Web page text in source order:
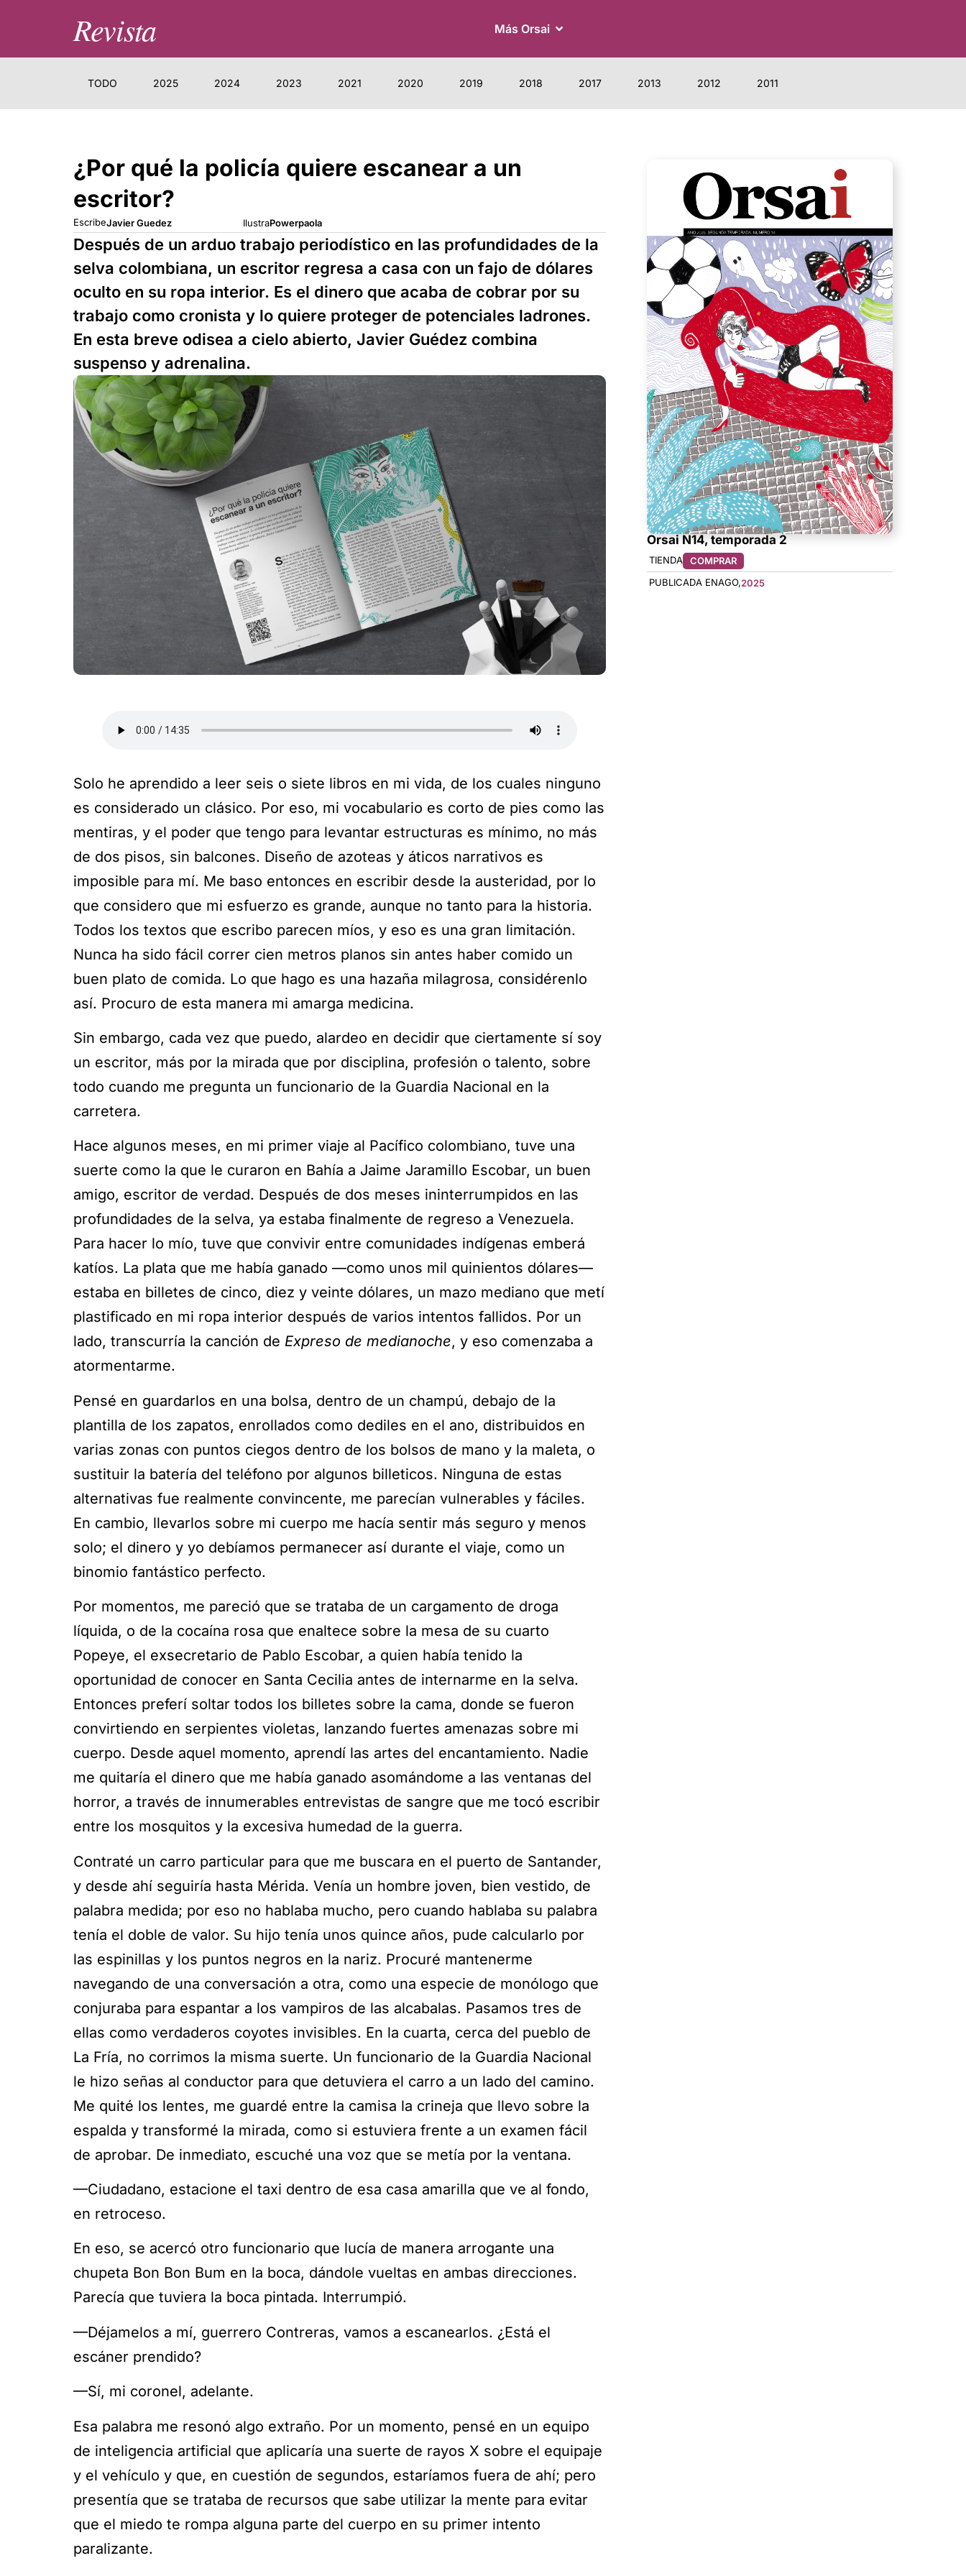
Revista Más Orsai
TODO 2025 2024 2023 2021 2020 2019 2018 2017 2013 2012 2011
Orsai N14, temporada 2
TIENDA
COMPRAR
PUBLICADA ENAGO,2025
¿Por qué la policía quiere escanear a un
escritor?
EscribeJavier Guedez IlustraPowerpaola
Después de un arduo trabajo periodístico en las profundidades de la
selva colombiana, un escritor regresa a casa con un fajo de dólares
oculto en su ropa interior. Es el dinero que acaba de cobrar por su
trabajo como cronista y lo quiere proteger de potenciales ladrones.
En esta breve odisea a cielo abierto, Javier Guédez combina
suspenso y adrenalina.
Solo he aprendido a leer seis o siete libros en mi vida, de los cuales ninguno
es considerado un clásico. Por eso, mi vocabulario es corto de pies como las
mentiras, y el poder que tengo para levantar estructuras es mínimo, no más
de dos pisos, sin balcones. Diseño de azoteas y áticos narrativos es
imposible para mí. Me baso entonces en escribir desde la austeridad, por lo
que considero que mi esfuerzo es grande, aunque no tanto para la historia.
Todos los textos que escribo parecen míos, y eso es una gran limitación.
Nunca ha sido fácil correr cien metros planos sin antes haber comido un
buen plato de comida. Lo que hago es una hazaña milagrosa, considérenlo
así. Procuro de esta manera mi amarga medicina.
Sin embargo, cada vez que puedo, alardeo en decidir que ciertamente sí soy
un escritor, más por la mirada que por disciplina, profesión o talento, sobre
todo cuando me pregunta un funcionario de la Guardia Nacional en la
carretera.
Hace algunos meses, en mi primer viaje al Pacífico colombiano, tuve una
suerte como la que le curaron en Bahía a Jaime Jaramillo Escobar, un buen
amigo, escritor de verdad. Después de dos meses ininterrumpidos en las
profundidades de la selva, ya estaba finalmente de regreso a Venezuela.
Para hacer lo mío, tuve que convivir entre comunidades indígenas emberá
katíos. La plata que me había ganado —como unos mil quinientos dólares—
estaba en billetes de cinco, diez y veinte dólares, un mazo mediano que metí
plastificado en mi ropa interior después de varios intentos fallidos. Por un
lado, transcurría la canción de Expreso de medianoche, y eso comenzaba a
atormentarme.
Pensé en guardarlos en una bolsa, dentro de un champú, debajo de la
plantilla de los zapatos, enrollados como dediles en el ano, distribuidos en
varias zonas con puntos ciegos dentro de los bolsos de mano y la maleta, o
sustituir la batería del teléfono por algunos billeticos. Ninguna de estas
alternativas fue realmente convincente, me parecían vulnerables y fáciles.
En cambio, llevarlos sobre mi cuerpo me hacía sentir más seguro y menos
solo; el dinero y yo debíamos permanecer así durante el viaje, como un
binomio fantástico perfecto.
Por momentos, me pareció que se trataba de un cargamento de droga
líquida, o de la cocaína rosa que enaltece sobre la mesa de su cuarto
Popeye, el exsecretario de Pablo Escobar, a quien había tenido la
oportunidad de conocer en Santa Cecilia antes de internarme en la selva.
Entonces preferí soltar todos los billetes sobre la cama, donde se fueron
convirtiendo en serpientes violetas, lanzando fuertes amenazas sobre mi
cuerpo. Desde aquel momento, aprendí las artes del encantamiento. Nadie
me quitaría el dinero que me había ganado asomándome a las ventanas del
horror, a través de innumerables entrevistas de sangre que me tocó escribir
entre los mosquitos y la excesiva humedad de la guerra.
Contraté un carro particular para que me buscara en el puerto de Santander,
y desde ahí seguiría hasta Mérida. Venía un hombre joven, bien vestido, de
palabra medida; por eso no hablaba mucho, pero cuando hablaba su palabra
tenía el doble de valor. Su hijo tenía unos quince años, pude calcularlo por
las espinillas y los puntos negros en la nariz. Procuré mantenerme
navegando de una conversación a otra, como una especie de monólogo que
conjuraba para espantar a los vampiros de las alcabalas. Pasamos tres de
ellas como verdaderos coyotes invisibles. En la cuarta, cerca del pueblo de
La Fría, no corrimos la misma suerte. Un funcionario de la Guardia Nacional
le hizo señas al conductor para que detuviera el carro a un lado del camino.
Me quité los lentes, me guardé entre la camisa la crineja que llevo sobre la
espalda y transformé la mirada, como si estuviera frente a un examen fácil
de aprobar. De inmediato, escuché una voz que se metía por la ventana.
—Ciudadano, estacione el taxi dentro de esa casa amarilla que ve al fondo,
en retroceso.
En eso, se acercó otro funcionario que lucía de manera arrogante una
chupeta Bon Bon Bum en la boca, dándole vueltas en ambas direcciones.
Parecía que tuviera la boca pintada. Interrumpió.
—Déjamelos a mí, guerrero Contreras, vamos a escanearlos. ¿Está el
escáner prendido?
—Sí, mi coronel, adelante.
Esa palabra me resonó algo extraño. Por un momento, pensé en un equipo
de inteligencia artificial que aplicaría una suerte de rayos X sobre el equipaje
y el vehículo y que, en cuestión de segundos, estaríamos fuera de ahí; pero
presentía que se trataba de recursos que sabe utilizar la mente para evitar
que el miedo te rompa alguna parte del cuerpo en su primer intento
paralizante.